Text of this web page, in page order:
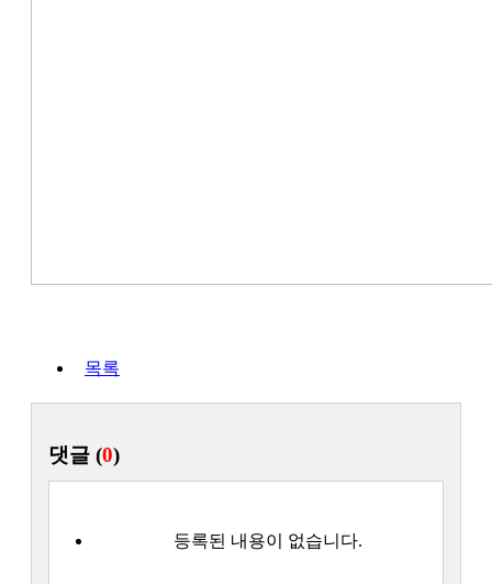
목록
댓글 (0)
등록된 내용이 없습니다.